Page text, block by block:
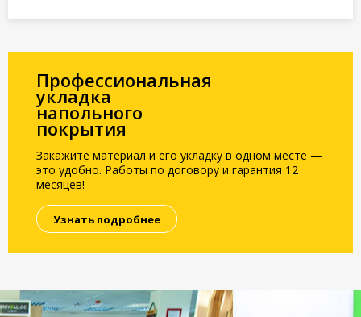
Профессиональная
укладка
напольного
покрытия
Закажите материал и его укладку в одном месте —
это удобно. Работы по договору и гарантия 12
месяцев!
Узнать подробнее